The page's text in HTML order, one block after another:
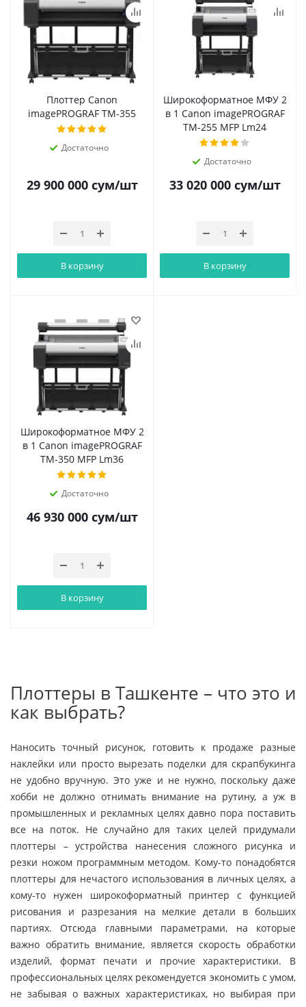
Плоттер Canon
imagePROGRAF TM-355
Достаточно
29 900 000сум/шт
В корзину
Широкоформатное МФУ 2
в 1 Canon imagePROGRAF
TM-255 MFP Lm24
Достаточно
33 020 000сум/шт
В корзину
Широкоформатное МФУ 2
в 1 Canon imagePROGRAF
TM-350 MFP Lm36
Достаточно
46 930 000сум/шт
В корзину
Плоттеры в Ташкенте – что это и
как выбрать?
Наносить точный рисунок, готовить к продаже разные
наклейки или просто вырезать поделки для скрапбукинга
не удобно вручную. Это уже и не нужно, поскольку даже
хобби не должно отнимать внимание на рутину, а уж в
промышленных и рекламных целях давно пора поставить
все на поток. Не случайно для таких целей придумали
плоттеры – устройства нанесения сложного рисунка и
резки ножом программным методом. Кому-то понадобятся
плоттеры для нечастого использования в личных целях, а
кому-то нужен широкоформатный принтер с функцией
рисования и разрезания на мелкие детали в больших
партиях. Отсюда главными параметрами, на которые
важно обратить внимание, является скорость обработки
изделий, формат печати и прочие характеристики. В
профессиональных целях рекомендуется экономить с умом,
не забывая о важных характеристиках, но выбирая при